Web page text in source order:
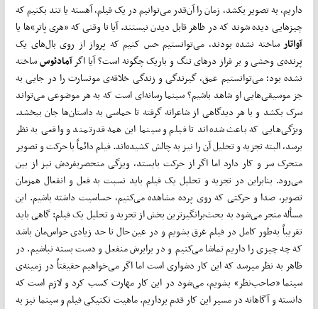
داریم، به تصویر بکشد، زمان را آن‌­قدر می­‌توانیم در یک فیلم، آهسته یا تند بکنیم که
چیزهایی دیده شوند که در ظاهر قابل دیدن نیستند. آیا تا وقتی که «هری پاتر»­ها یا
آواتارساخته نشده بودند، می­‌توانستیم حس کنیم که پرواز از روی بال­‌های یک
پرنده‌ی وحشی و بر فراز دره­ای تنگ و باریک چگونه است؟ آیا اگر آمادئوسساخته
نشده بود؛ می­‌توانستیم عمق، گیرندگی و زندگی خلاقه‌ی موتسارت را در جایی به
جز موسیقی­‌هایی او شاهد باشیم؟ سینما رسانه­‌ای است که به هر موضوعی می­‌تواند
سرک بکشد و با هر دیدگاهی از شاعرانه گرفته تا حماسی به داستان­‌ها جان ببخشد.
ویژگی‌­هایی که باعث شده‌اند تا فیلم و سینما این همه قدرتمند و واقعی به نظر
برسد، البته تجزیه و تحلیل آن را نیز به چالش کشیده‌­اند. فیلم دائماً با حرکت و تصویر
متحرک سر و کار دارد اما اگر از حرکت بایستد، ویزگی منحصربفردش نیز از بین
می‌رود. بنابراین در تجزیه و تحلیل یک فیلم باید نسبت به فعل و انفعال همزمان
تصویر، صدا و حرکتی که روی پرده مشاهده می‌کنیم، حساسیت داشته باشیم. این
مسأله منجر می­‌شود به بحث‌­برانگیز­ترین بخش از تجزیه و تحلیل یک فیلم: گاهی باید
تقریباً به­‌طور کامل در فیلم غرق بشویم و در عین حال تا حد زیادی حواس‌مان باشد
که چه چیزی را داریم تماشا می­‌کنیم و در برابرش منفعل و دست بسته نباشیم. در
ظاهر به نظر می­رسد که این کار دشواری است اما اگر می‌­خواهیم حقیقتاً در زمینه‌ی
سینما «صاحب‌نظر» بشویم، می‌شود در این کار مهارت کسب کرد و لازم است که
دانسته و آگاهانه در مسیر این کار قدم برداریم. ماهیت تکنیکی فیلم و سینما نیز به